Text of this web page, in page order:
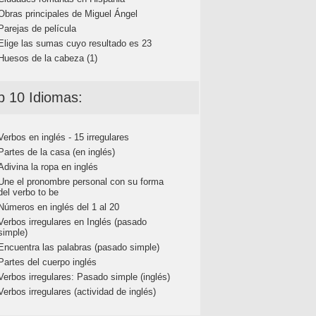
principales de Miguel Ángel
de película
las sumas cuyo resultado es 23
de la cabeza (1)
10 Idiomas:
en inglés - 15 irregulares
de la casa (en inglés)
la ropa en inglés
el pronombre personal con su forma
verbo to be
en inglés del 1 al 20
irregulares en Inglés (pasado
las palabras (pasado simple)
del cuerpo inglés
irregulares: Pasado simple (inglés)
irregulares (actividad de inglés)